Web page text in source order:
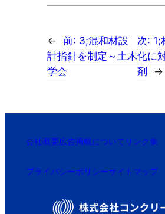
← 前: 3;混和材設
計指針を制定～土木
学会
次: 1;
化に
剤
→
会社概要広告掲載について リンク集
プライバシーポリシーサイトマップ